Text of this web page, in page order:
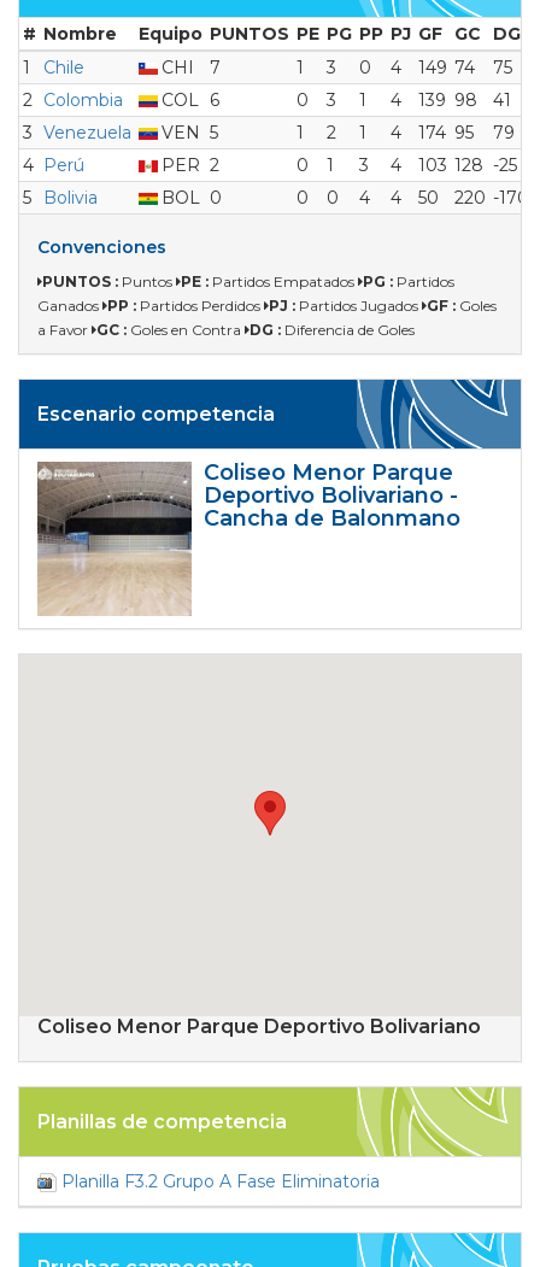
# Nombre Equipo PUNTOS PE PG PP PJ GF GC
DG
1
Chile CHI 7 1 3 0 4 149 74
75
2 Colombia COL 6 0 3 1 4 139 98
41
3 Venezuela VEN 5 1 2 1 4 174 95
79
4 Perú PER 2 0 1 3 4 103 128 -25
5
Bolivia BOL 0 0 0 4 4 50 220 -170
Convenciones
PUNTOS : Puntos PE : Partidos Empatados PG : Partidos
Ganados PP : Partidos Perdidos PJ : Partidos Jugados GF : Goles
a Favor GC : Goles en Contra DG : Diferencia de Goles
Escenario competencia
Coliseo Menor Parque
Deportivo Bolivariano -
Cancha de Balonmano
Coliseo Menor Parque Deportivo Bolivariano
Planillas de competencia
Planilla F3.2 Grupo A Fase Eliminatoria